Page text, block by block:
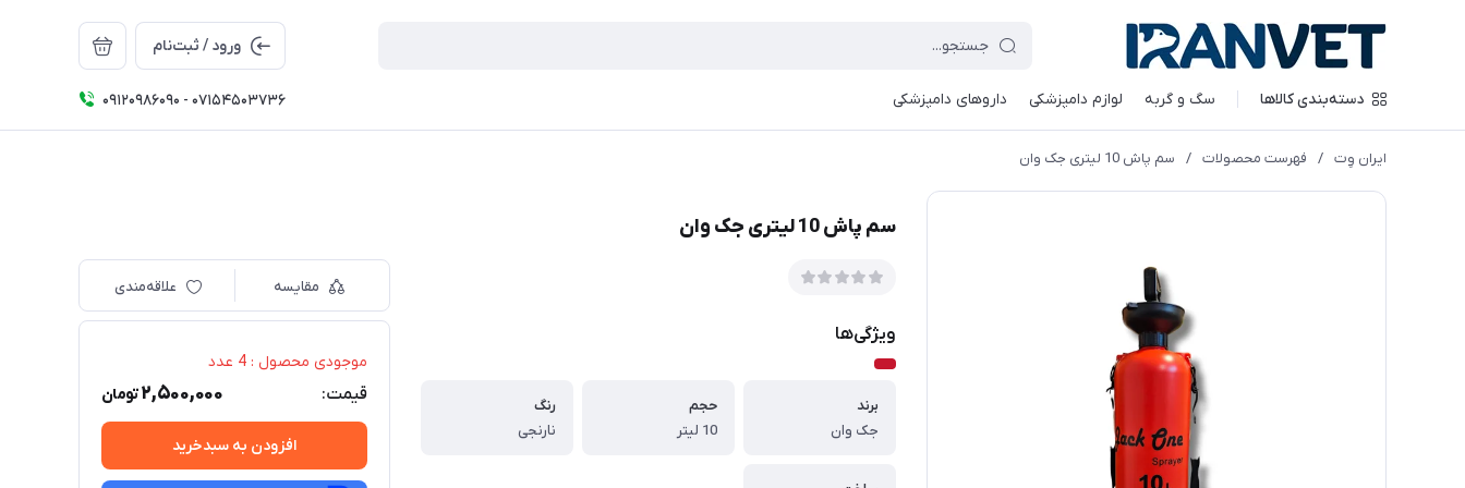
ورود / ثبت‌نام
دسته‌بندی کالاها سگ و گربه لوازم دامپزشکی داروهای دامپزشکی 09120986090 - 07154503736
ایران وِت / فهرست محصولات / سم پاش 10 لیتری جک وان
سم پاش 10 لیتری جک وان
ویژگی‌ها
برند
جک وان
حجم
10 لیتر
رنگ
نارنجی
مقایسه علاقه‌مندی
موجودی محصول : 4 عدد
قیمت: 2,500,000تومان
افزودن به سبدخرید